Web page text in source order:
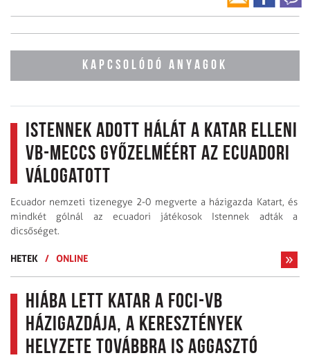
KAPCSOLÓDÓ ANYAGOK
Istennek adott hálát a Katar elleni
vb-meccs győzelméért az ecuadori
válogatott
Ecuador nemzeti tizenegye 2-0 megverte a házigazda Katart, és
mindkét gólnál az ecuadori játékosok Istennek adták a
dicsőséget.
HETEK / ONLINE
Hiába lett Katar a foci-vb
házigazdája, a keresztények
helyzete továbbra is aggasztó